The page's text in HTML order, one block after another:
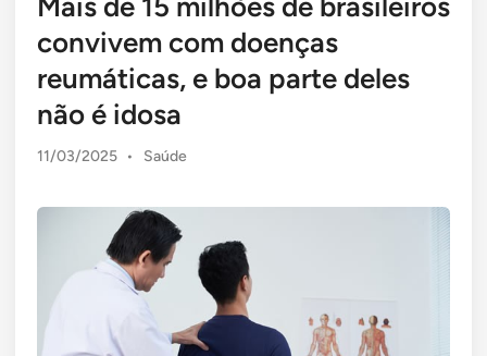
convivem com doenças
reumáticas, e boa parte deles
não é idosa
11/03/2025 •
Posted
Saúde